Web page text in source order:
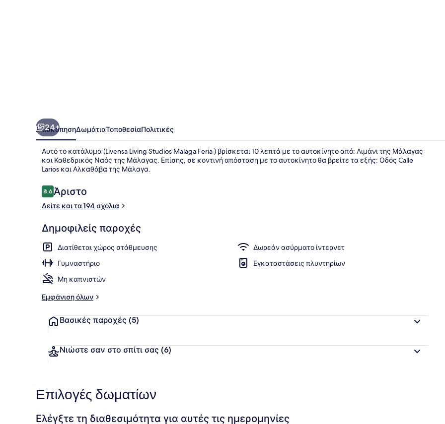
24+
ΕπισκόπησηΔωμάτιαΤοποθεσίαΠολιτικές
Αυτό το κατάλυμα (Livensa Living Studios Malaga Feria ) βρίσκεται 10 λεπτά με το αυτοκίνητο από: Λιμάνι της Μάλαγας
και Καθεδρικός Ναός της Μάλαγας. Επίσης, σε κοντινή απόσταση με το αυτοκίνητο θα βρείτε τα εξής: Οδός Calle
Larios και Αλκαθάβα της Μάλαγα.
Σχόλια
8,68,6 στα 10
Άριστο
Δείτε και τα 194 σχόλια
Δημοφιλείς παροχές
Διατίθεται χώρος στάθμευσης
Δωρεάν ασύρματο ίντερνετ
Γυμναστήριο
Εγκαταστάσεις πλυντηρίων
Μη καπνιστών
Εμφάνιση όλων
Βασικές παροχές (5)
Νιώστε σαν στο σπίτι σας (6)
Επιλογές δωματίων
Ελέγξτε τη διαθεσιμότητα για αυτές τις ημερομηνίες